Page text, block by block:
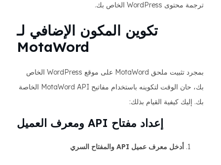
ترجمة محتوى WordPress الخاص بك.
تكوين المكون الإضافي لـ
MotaWord
بمجرد تثبيت ملحق MotaWord على موقع WordPress الخاص
بك، حان الوقت لتكوينه باستخدام مفاتيح MotaWord API الخاصة
بك. إليك كيفية القيام بذلك:
إعداد مفتاح API ومعرف العميل
أدخل معرف عميل API والمفتاح السري